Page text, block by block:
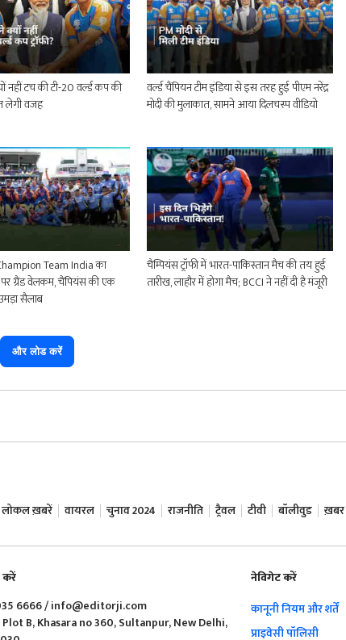
नहीं टच की टी-20 वर्ल्ड कप की
लेगी वजह
वर्ल्ड चैंपियन टीम इंडिया से इस तरह हुई पीएम नरेंद्र
मोदी की मुलाकात, सामने आया दिलचस्प वीडियो
Team India का
पर ग्रैंड वेलकम, चैंपियंस की एक
सैलाब
चैम्पियंस ट्रॉफी में भारत-पाकिस्तान मैच की तय हुई
तारीख, लाहौर में होगा मैच; BCCI ने नहीं दी है मंजूरी
और लोड करें
लोकल ख़बरें वायरल चुनाव 2024 राजनीति ट्रैवल टीवी बॉलीवुड
करें
6666 / info@editorji.com
B, Khasara no 360, Sultanpur, New Delhi,
नेविगेट करें
कानूनी नियम और शर्तें
प्राइवेसी पॉलिसी